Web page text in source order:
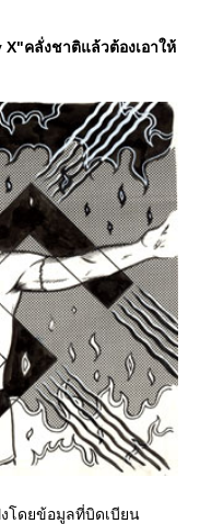
คลั่งชาติแล้วต้องเอาให้
โดยข้อมูลที่บิดเบียน